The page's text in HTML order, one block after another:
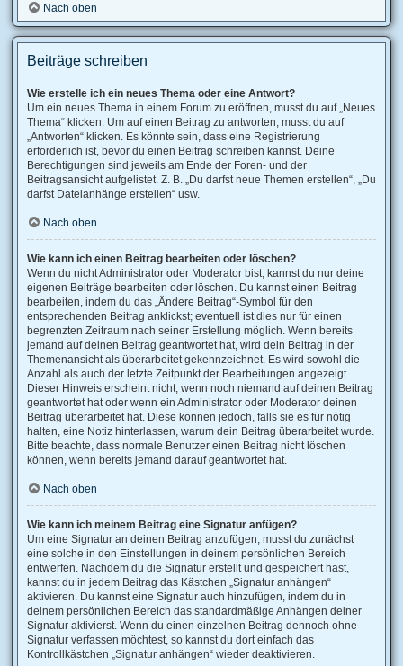
Nach oben
Beiträge schreiben
Wie erstelle ich ein neues Thema oder eine Antwort?
Um ein neues Thema in einem Forum zu eröffnen, musst du auf „Neues
Thema“ klicken. Um auf einen Beitrag zu antworten, musst du auf
„Antworten“ klicken. Es könnte sein, dass eine Registrierung
erforderlich ist, bevor du einen Beitrag schreiben kannst. Deine
Berechtigungen sind jeweils am Ende der Foren- und der
Beitragsansicht aufgelistet. Z. B. „Du darfst neue Themen erstellen“, „Du
darfst Dateianhänge erstellen“ usw.
Nach oben
Wie kann ich einen Beitrag bearbeiten oder löschen?
Wenn du nicht Administrator oder Moderator bist, kannst du nur deine
eigenen Beiträge bearbeiten oder löschen. Du kannst einen Beitrag
bearbeiten, indem du das „Ändere Beitrag“-Symbol für den
entsprechenden Beitrag anklickst; eventuell ist dies nur für einen
begrenzten Zeitraum nach seiner Erstellung möglich. Wenn bereits
jemand auf deinen Beitrag geantwortet hat, wird dein Beitrag in der
Themenansicht als überarbeitet gekennzeichnet. Es wird sowohl die
Anzahl als auch der letzte Zeitpunkt der Bearbeitungen angezeigt.
Dieser Hinweis erscheint nicht, wenn noch niemand auf deinen Beitrag
geantwortet hat oder wenn ein Administrator oder Moderator deinen
Beitrag überarbeitet hat. Diese können jedoch, falls sie es für nötig
halten, eine Notiz hinterlassen, warum dein Beitrag überarbeitet wurde.
Bitte beachte, dass normale Benutzer einen Beitrag nicht löschen
können, wenn bereits jemand darauf geantwortet hat.
Nach oben
Wie kann ich meinem Beitrag eine Signatur anfügen?
Um eine Signatur an deinen Beitrag anzufügen, musst du zunächst
eine solche in den Einstellungen in deinem persönlichen Bereich
entwerfen. Nachdem du die Signatur erstellt und gespeichert hast,
kannst du in jedem Beitrag das Kästchen „Signatur anhängen“
aktivieren. Du kannst eine Signatur auch hinzufügen, indem du in
deinem persönlichen Bereich das standardmäßige Anhängen deiner
Signatur aktivierst. Wenn du einen einzelnen Beitrag dennoch ohne
Signatur verfassen möchtest, so kannst du dort einfach das
Kontrollkästchen „Signatur anhängen“ wieder deaktivieren.